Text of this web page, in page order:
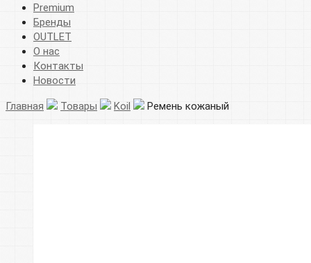
Premium
Бренды
OUTLET
О нас
Контакты
Новости
Главная Товары Koil Ремень кожаный